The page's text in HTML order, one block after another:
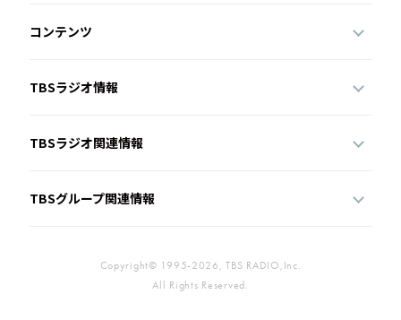
コンテンツ
TBSラジオ情報
TBSラジオ関連情報
TBSグループ関連情報
Copyright© 1995-2026, TBS RADIO,Inc.
All Rights Reserved.